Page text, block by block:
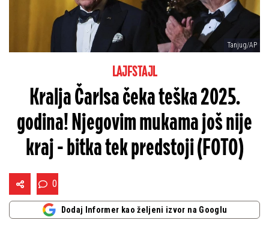
Tanjug/AP
LAJFSTAJL
Kralja Čarlsa čeka teška 2025.
godina! Njegovim mukama još nije
kraj - bitka tek predstoji (FOTO)
0
Dodaj Informer kao željeni izvor na Googlu